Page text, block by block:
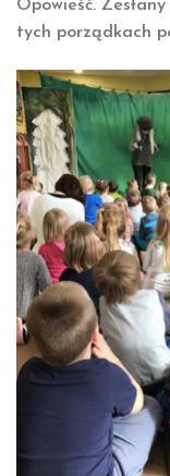
Opowieść.
tych porządkach